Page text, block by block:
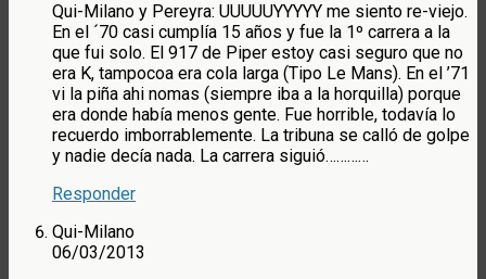
Qui-Milano y Pereyra: UUUUUYYYYY me siento re-viejo.
En el ´70 casi cumplía 15 años y fue la 1º carrera a la
que fui solo. El 917 de Piper estoy casi seguro que no
era K, tampocoa era cola larga (Tipo Le Mans). En el ’71
vi la piña ahi nomas (siempre iba a la horquilla) porque
era donde había menos gente. Fue horrible, todavía lo
recuerdo imborrablemente. La tribuna se calló de golpe
y nadie decía nada. La carrera siguió…………
Responder
Qui-Milano
06/03/2013